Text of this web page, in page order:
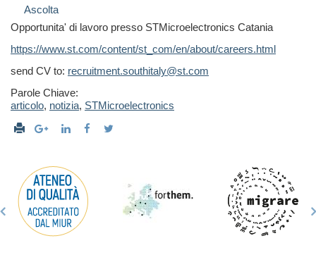
Ascolta
Opportunita' di lavoro presso STMicroelectronics Catania
https://www.st.com/content/st_com/en/about/careers.html
send CV to: recruitment.southitaly@st.com
Parole Chiave:
articolo, notizia, STMicroelectronics